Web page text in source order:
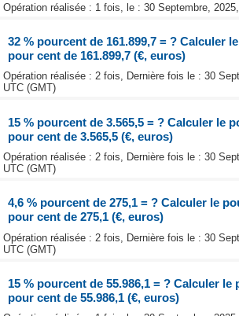
Opération réalisée : 1 fois, le : 30 Septembre,
32 % pourcent de 161.899,7 = ? Calculer
pour cent de 161.899,7 (€, euros)
Opération réalisée : 2 fois, Dernière fois le : 30
UTC (GMT)
15 % pourcent de 3.565,5 = ? Calculer le
pour cent de 3.565,5 (€, euros)
Opération réalisée : 2 fois, Dernière fois le : 30
UTC (GMT)
4,6 % pourcent de 275,1 = ? Calculer le
pour cent de 275,1 (€, euros)
Opération réalisée : 2 fois, Dernière fois le : 30
UTC (GMT)
15 % pourcent de 55.986,1 = ? Calculer le
pour cent de 55.986,1 (€, euros)